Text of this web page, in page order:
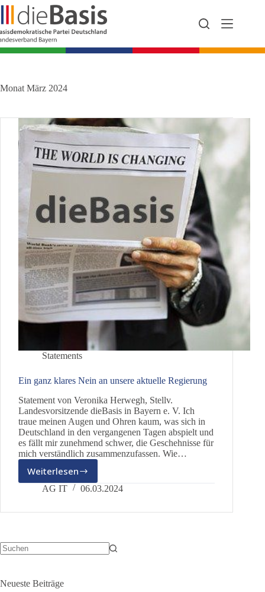
Zum
Inhalt
springen
Monat März 2024
Statements
Ein ganz klares Nein an unsere aktuelle Regierung
Statement von Veronika Herwegh, Stellv.
Landesvorsitzende dieBasis in Bayern e. V. Ich
traue meinen Augen und Ohren kaum, was sich in
Deutschland in den vergangenen Tagen abspielt und
es fällt mir zunehmend schwer, die Geschehnisse für
mich verständlich zusammenzufassen. Wie…
Weiterlesen
Ein
ganz
Nein
AG IT 06.03.2024
Neueste Beiträge